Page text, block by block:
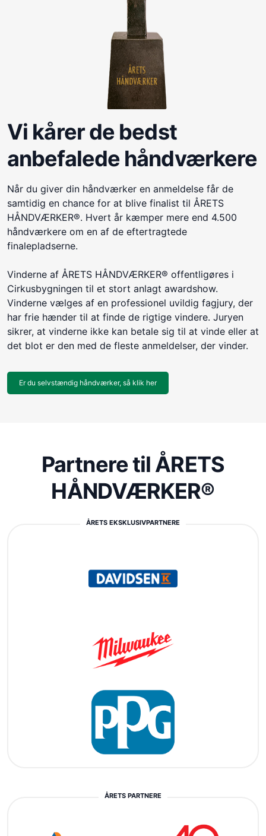
Vi kårer de bedst
anbefalede håndværkere
Når du giver din håndværker en anmeldelse får de
samtidig en chance for at blive finalist til ÅRETS
HÅNDVÆRKER®. Hvert år kæmper mere end 4.500
håndværkere om en af de eftertragtede
finalepladserne.
Vinderne af ÅRETS HÅNDVÆRKER® offentligøres i
Cirkusbygningen til et stort anlagt awardshow.
Vinderne vælges af en professionel uvildig fagjury, der
har frie hænder til at finde de rigtige vindere. Juryen
sikrer, at vinderne ikke kan betale sig til at vinde eller at
det blot er den med de fleste anmeldelser, der vinder.
Er du selvstændig håndværker, så klik her
Partnere til ÅRETS
HÅNDVÆRKER®
ÅRETS EKSKLUSIVPARTNERE
ÅRETS PARTNERE